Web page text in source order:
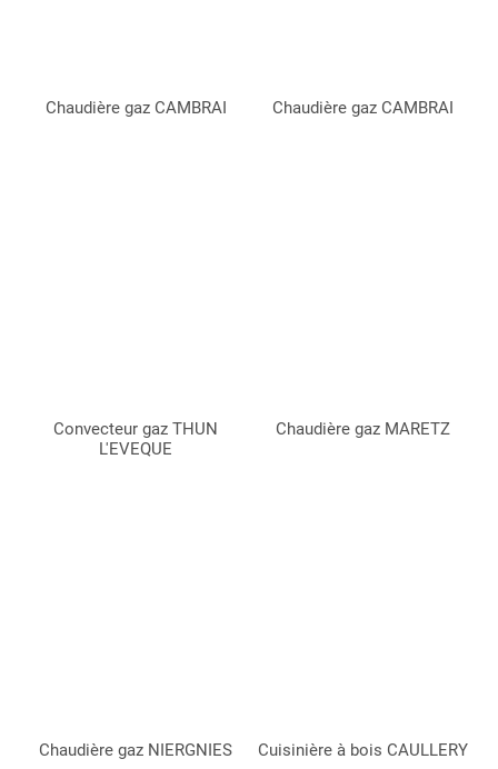
Chaudière gaz CAMBRAI Chaudière gaz CAMBRAI
Convecteur gaz THUN
L'EVEQUE
Chaudière gaz MARETZ
Chaudière gaz NIERGNIES Cuisinière à bois CAULLERY